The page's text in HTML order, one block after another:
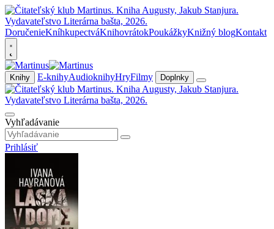
DoručenieKníhkupectváKnihovrátokPoukážkyKnižný blogKontakt
Knihy E-knihyAudioknihyHryFilmy Doplnky
Vyhľadávanie
Prihlásiť